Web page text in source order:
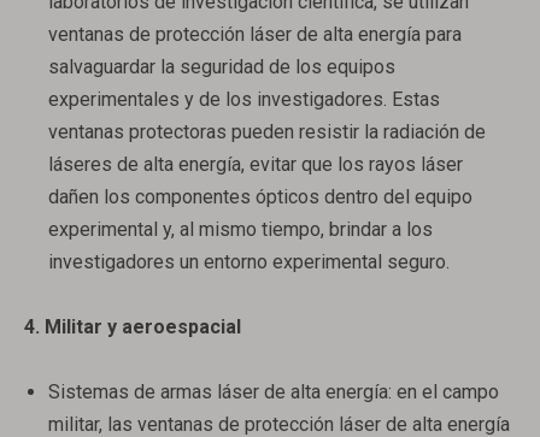
ventanas de protección láser de alta energía para
salvaguardar la seguridad de los equipos
experimentales y de los investigadores. Estas
ventanas protectoras pueden resistir la radiación de
láseres de alta energía, evitar que los rayos láser
dañen los componentes ópticos dentro del equipo
experimental y, al mismo tiempo, brindar a los
investigadores un entorno experimental seguro.
4. Militar y aeroespacial
Sistemas de armas láser de alta energía: en el campo
militar, las ventanas de protección láser de alta energía